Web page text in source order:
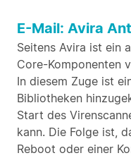
E-Mail: Avira
Seitens Avira ist ein
Core-Komponenten
In diesem Zuge ist
Bibliotheken
Start des
kann. Die Folge ist,
Reboot oder einer